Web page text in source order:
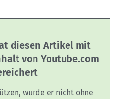
diesen Artikel mit
von Youtube.com
wurde er nicht ohne